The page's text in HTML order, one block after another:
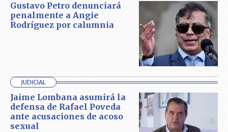
Gustavo Petro denunciará
penalmente a Angie
Rodríguez por calumnia
JUDICIAL
Jaime Lombana asumirá la
defensa de Rafael Poveda
ante acusaciones de acoso
sexual